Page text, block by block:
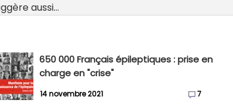
aussi...
650 000 Français épileptiques : prise en
charge en "crise"
14 novembre 2021 7